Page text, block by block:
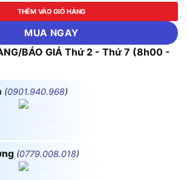
THÊM VÀO GIỎ HÀNG
MUA NGAY
BÁO GIÁ Thứ 2 - Thứ 7 (8h00 -
(0901.940.968)
(0779.008.018)